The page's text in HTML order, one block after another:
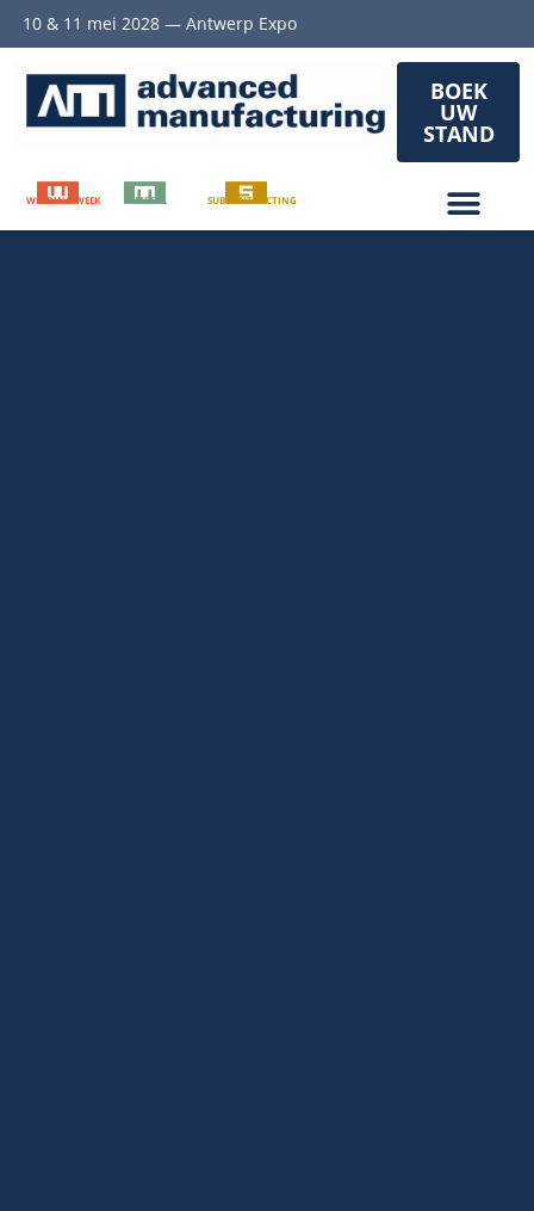
10 & 11 mei 2028 — Antwerp Expo
BOEK
UW
STAND
WELDING WEEK METAL SUBCONTRACTING